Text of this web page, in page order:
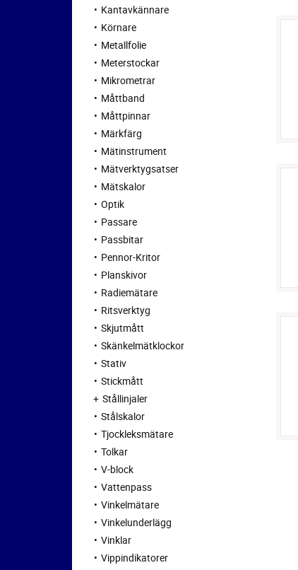
Kantavkännare
Körnare
Metallfolie
Meterstockar
Mikrometrar
Måttband
Måttpinnar
Märkfärg
Mätinstrument
Mätverktygsatser
Mätskalor
Optik
Passare
Passbitar
Pennor-Kritor
Planskivor
Radiemätare
Ritsverktyg
Skjutmått
Skänkelmätklockor
Stativ
Stickmått
Stållinjaler
Stålskalor
Tjockleksmätare
Tolkar
V-block
Vattenpass
Vinkelmätare
Vinkelunderlägg
Vinklar
Vippindikatorer